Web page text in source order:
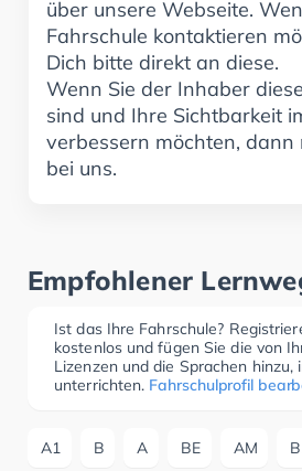
über unsere Webseite.
Fahrschule kontaktieren
Dich bitte direkt an diese.
Wenn Sie der Inhaber
sind und Ihre Sichtbarkeit
verbessern möchten, dann
bei uns.
Empfohlener
Ist das Ihre Fahrschule?
kostenlos und fügen Sie die von
Lizenzen und die Sprachen hinzu,
unterrichten. Fahrschulprofil
A1 B A BE AM